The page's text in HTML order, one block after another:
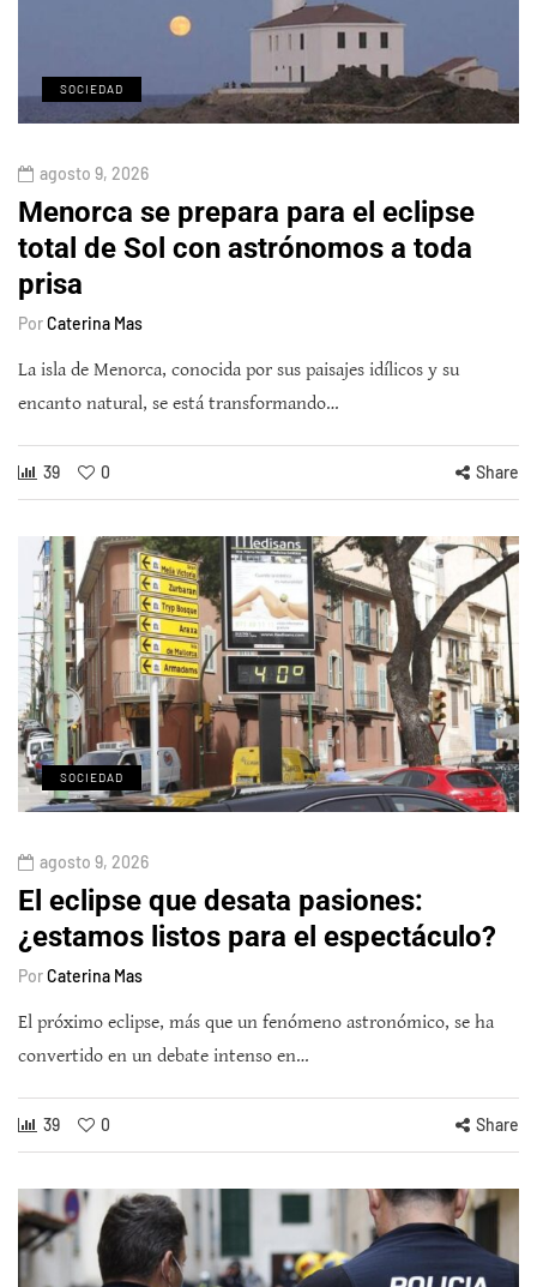
SOCIEDAD
agosto 9, 2026
Menorca se prepara para el eclipse
total de Sol con astrónomos a toda
prisa
PorCaterina Mas
La isla de Menorca, conocida por sus paisajes idílicos y su
encanto natural, se está transformando…
39 0 Share
SOCIEDAD
agosto 9, 2026
El eclipse que desata pasiones:
¿estamos listos para el espectáculo?
PorCaterina Mas
El próximo eclipse, más que un fenómeno astronómico, se ha
convertido en un debate intenso en…
39 0 Share